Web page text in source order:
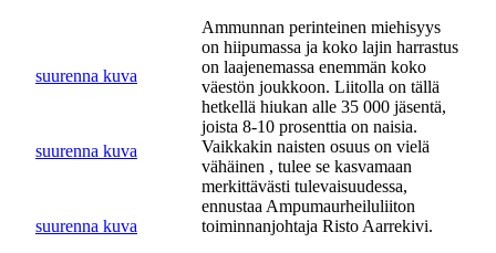
suurenna kuva
suurenna kuva
suurenna kuva
Ammunnan perinteinen miehisyys
on hiipumassa ja koko lajin harrastus
on laajenemassa enemmän koko
väestön joukkoon. Liitolla on tällä
hetkellä hiukan alle 35 000 jäsentä,
joista 8-10 prosenttia on naisia.
Vaikkakin naisten osuus on vielä
vähäinen , tulee se kasvamaan
merkittävästi tulevaisuudessa,
ennustaa Ampumaurheiluliiton
toiminnanjohtaja Risto Aarrekivi.